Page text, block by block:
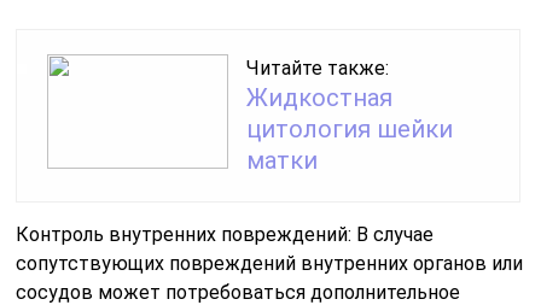
Читайте также:
Жидкостная
цитология шейки
матки
Контроль внутренних повреждений: В случае
сопутствующих повреждений внутренних органов или
сосудов может потребоваться дополнительное